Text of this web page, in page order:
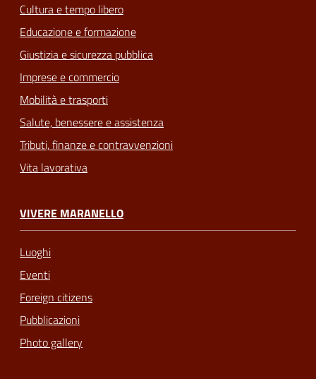
Cultura e tempo libero
Educazione e formazione
Giustizia e sicurezza pubblica
Imprese e commercio
Mobilità e trasporti
Salute, benessere e assistenza
Tributi, finanze e contravvenzioni
Vita lavorativa
VIVERE MARANELLO
Luoghi
Eventi
Foreign citizens
Pubblicazioni
Photo gallery